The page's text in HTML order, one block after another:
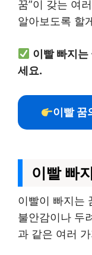
꿈”이 갖는 여
알아보도록 할
이빨 빠지는
세요.
이빨 꿈
이빨 빠
이빨이 빠지는
불안감이나 두
과 같은 여러